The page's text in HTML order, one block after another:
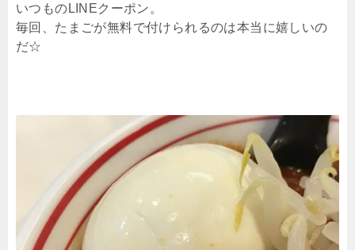
いつものLINEクーポン。
毎回、たまごが無料で付けられるのは本当に嬉しいの
だ☆